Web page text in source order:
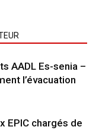
AADL Es-senia –
l’évacuation
EPIC chargés de